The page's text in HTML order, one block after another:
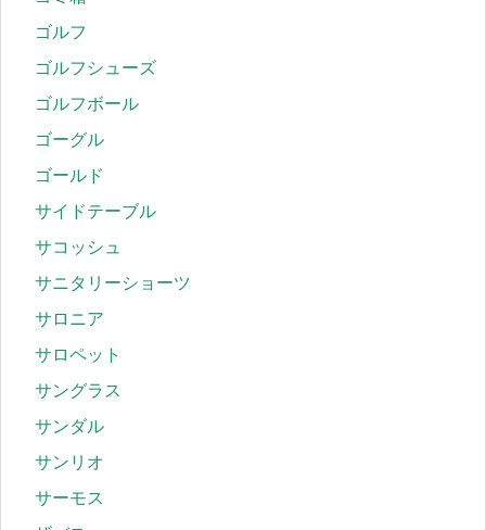
ゴルフ
ゴルフシューズ
ゴルフボール
ゴーグル
ゴールド
サイドテーブル
サコッシュ
サニタリーショーツ
サロニア
サロペット
サングラス
サンダル
サンリオ
サーモス